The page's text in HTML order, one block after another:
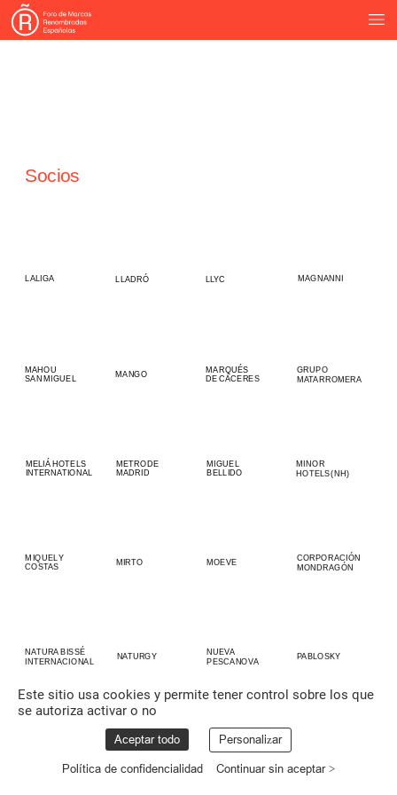
Este sitio usa cookies y permite tener control sobre los que
se autoriza activar o no
Aceptar todo Personalizar
Política de confidencialidad Continuar sin aceptar >
LALIGA MAGNANNI
LLADRÓ LLYC
MAHOU
SAN MIGUEL MANGO
MARQUÉS
DECÁCERES
GRUPO
MATARROMERA
MELIÁHOTELS
INTERNATIONAL
METRODE
MADRID
MIGUEL
BELLIDO
MINOR
HOTELS(NH)
CORPORACIÓN
MONDRAGÓN
MIQUEL Y
COSTAS MIRTO MOEVE
NATURA BISSÉ
INTERNACIONAL NATURGY NUEVA
PESCANOVA
PABLOSKY
Socios